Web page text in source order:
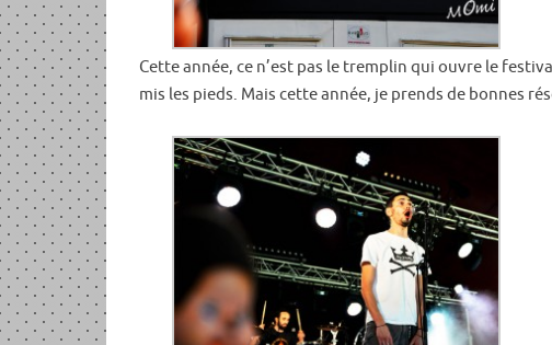
Cette année, ce n’est pas le tremplin qui ouvre le
mis les pieds. Mais cette année, je prends de bonnes